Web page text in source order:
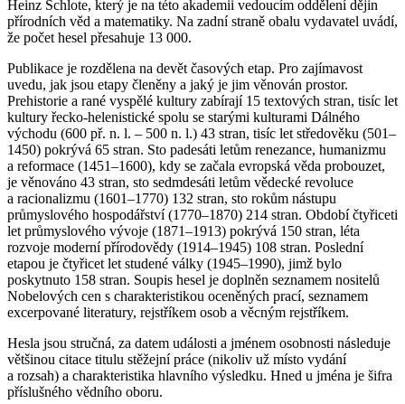
Heinz Schlote, který je na této akademii vedoucím oddělení dějin
přírodních věd a matematiky. Na zadní straně obalu vydavatel uvádí,
že počet hesel přesahuje 13 000.
Publikace je rozdělena na devět časových etap. Pro zajímavost
uvedu, jak jsou etapy členěny a jaký je jim věnován prostor.
Prehistorie a rané vyspělé kultury zabírají 15 textových stran, tisíc let
kultury řecko-helenistické spolu se starými kulturami Dálného
východu (600 př. n. l. – 500 n. l.) 43 stran, tisíc let středověku (501–
1450) pokrývá 65 stran. Sto padesáti letům renezance, humanizmu
a reformace (1451–1600), kdy se začala evropská věda probouzet,
je věnováno 43 stran, sto sedmdesáti letům vědecké revoluce
a racionalizmu (1601–1770) 132 stran, sto rokům nástupu
průmyslového hospodářství (1770–1870) 214 stran. Období čtyřiceti
let průmyslového vývoje (1871–1913) pokrývá 150 stran, léta
rozvoje moderní přírodovědy (1914–1945) 108 stran. Poslední
etapou je čtyřicet let studené války (1945–1990), jimž bylo
poskytnuto 158 stran. Soupis hesel je doplněn seznamem nositelů
Nobelových cen s charakteristikou oceněných prací, seznamem
excerpované literatury, rejstříkem osob a věcným rejstříkem.
Hesla jsou stručná, za datem události a jménem osobnosti následuje
většinou citace titulu stěžejní práce (nikoliv už místo vydání
a rozsah) a charakteristika hlavního výsledku. Hned u jména je šifra
příslušného vědního oboru.